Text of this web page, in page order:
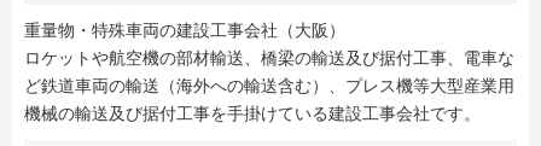
重量物・特殊車両の建設工事会社（大阪）
ロケットや航空機の部材輸送、橋梁の輸送及び据付工事、電車な
ど鉄道車両の輸送（海外への輸送含む）、プレス機等大型産業用
機械の輸送及び据付工事を手掛けている建設工事会社です。